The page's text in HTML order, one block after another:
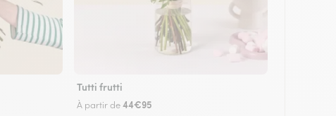
Tutti frutti
À partir de44€95